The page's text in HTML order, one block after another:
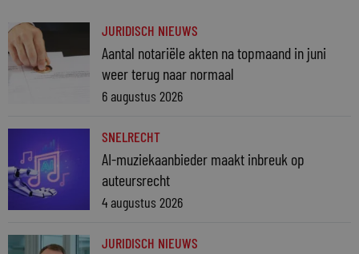
JURIDISCH NIEUWS
Aantal notariële akten na topmaand in juni
weer terug naar normaal
6 augustus 2026
SNELRECHT
AI-muziekaanbieder maakt inbreuk op
auteursrecht
4 augustus 2026
JURIDISCH NIEUWS